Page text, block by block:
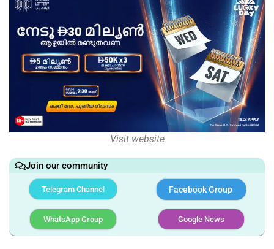
Visit website
Join our community
Telegram Channel Facebook Group
WhatsApp Group Google News